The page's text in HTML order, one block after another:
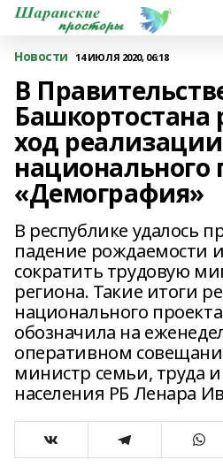
Новости 14 ИЮЛЯ 2020, 06:18
В
Башкортостана
ход реализации
национального
«Демография»
В республике удалось
падение рождаемости
сократить трудовую
региона. Такие итоги
национального
обозначила на
оперативном
министр семьи, труда
населения РБ Ленара